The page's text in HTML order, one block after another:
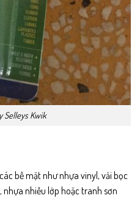
Selleys Kwik
bề mặt như nhựa vinyl, vải bọc
nhựa nhiều lớp hoặc tranh sơn